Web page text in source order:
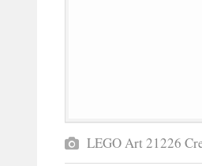
LEGO Art 21226